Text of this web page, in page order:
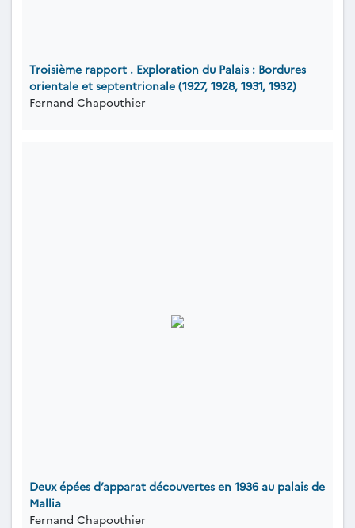
Troisième rapport . Exploration du Palais : Bordures
orientale et septentrionale (1927, 1928, 1931, 1932)
Fernand Chapouthier
Deux épées d’apparat découvertes en 1936 au palais de
Mallia
Fernand Chapouthier